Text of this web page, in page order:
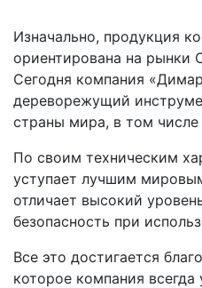
Изначально, продукция
ориентирована на
Сегодня компания
дереворежущий
страны мира, в том
По своим техническим
уступает лучшим
отличает высокий
безопасность при
Все это достигается
которое компания всегда